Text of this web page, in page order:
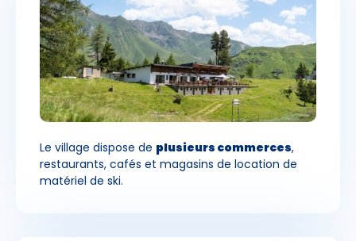
Le village dispose de plusieurs commerces,
restaurants, cafés et magasins de location de
matériel de ski.